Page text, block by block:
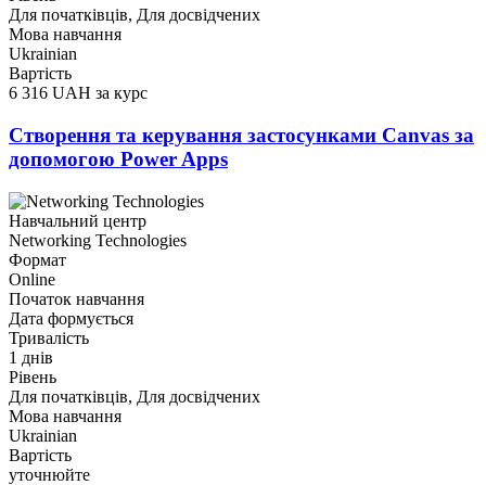
Для початківців, Для досвідчених
Мова навчання
Ukrainian
Вартість
6 316 UAH за курс
Створення та керування застосунками Canvas за
допомогою Power Apps
Навчальний центр
Networking Technologies
Формат
Online
Початок навчання
Дата формується
Тривалість
1 днів
Рівень
Для початківців, Для досвідчених
Мова навчання
Ukrainian
Вартість
уточнюйте